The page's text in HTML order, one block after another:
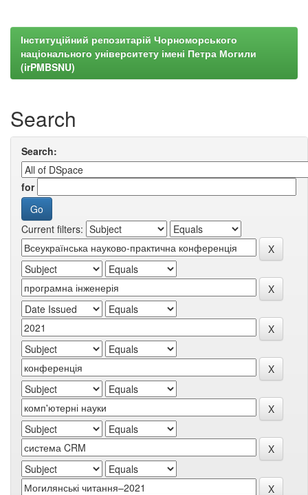
Інституційний репозитарій Чорноморського
національного університету імені Петра Могили
(irPMBSNU)
Search
Search:
for
Current filters: